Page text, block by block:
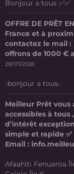
Bonjour a tous ✅✅
OFFRE DE PRÊT
France et à
contactez le mail :
offrons de 1000 €
29/07/2026
-bonjour a tous-
Meilleur Prêt vous
accessibles à tous
d’intérêt
simple et rapide
Email :
Afaahiti Fenuaroa